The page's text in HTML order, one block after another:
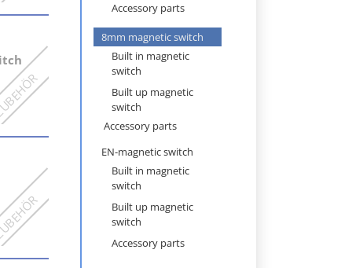
Accessory parts
8mm magnetic switch
Built in magnetic
switch
Built up magnetic
switch
Accessory parts
EN-magnetic switch
Built in magnetic
switch
Built up magnetic
switch
Accessory parts